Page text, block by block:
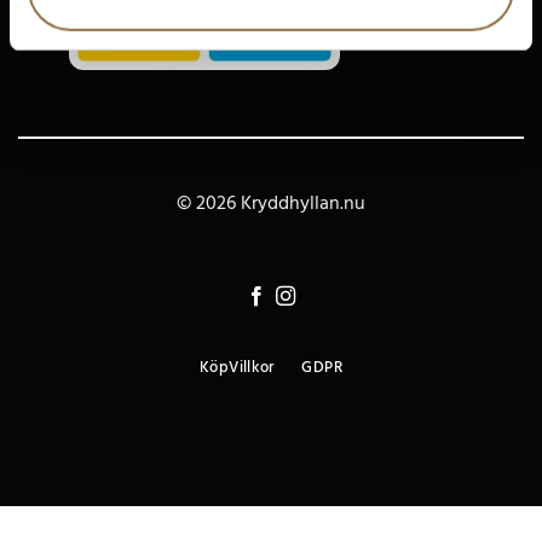
© 2026 Kryddhyllan.nu
KöpVillkor GDPR